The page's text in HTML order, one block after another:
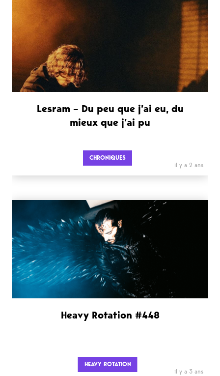
Lesram – Du peu que j’ai eu, du
mieux que j’ai pu
CHRONIQUES
il y a 2 ans
Heavy Rotation #448
HEAVY ROTATION
il y a 3 ans